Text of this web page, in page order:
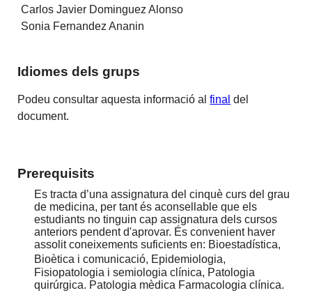
Carlos Javier Dominguez Alonso
Sonia Fernandez Ananin
Idiomes dels grups
Podeu consultar aquesta informació alfinal del
document.
Prerequisits
Es tracta d’una assignatura del cinquè curs del grau
de medicina, per tant és aconsellable que els
estudiants no tinguin cap assignatura dels cursos
anteriors pendent d'aprovar. És convenient haver
assolit coneixements suficients en: Bioestadística,
Bioètica i comunicació, Epidemiologia,
Fisiopatologia i semiologia clínica, Patologia
quirúrgica. Patologia mèdica Farmacologia clínica.